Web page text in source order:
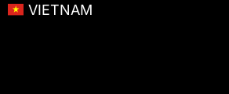
VIETNAM